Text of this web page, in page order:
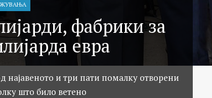
фабрики за
евра
и три пати помалку отворени
што било ветено